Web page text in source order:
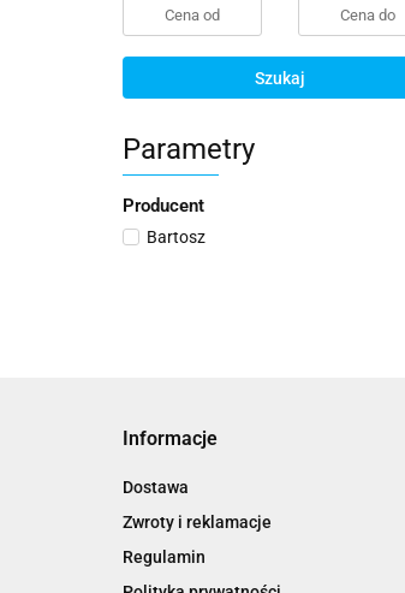
Szukaj
Parametry
Producent
Bartosz
Informacje
Dostawa
Zwroty i reklamacje
Regulamin